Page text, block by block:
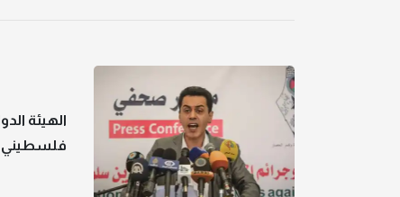
فلسطيني